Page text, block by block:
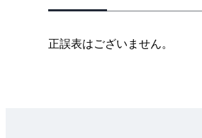
正誤表はございません。